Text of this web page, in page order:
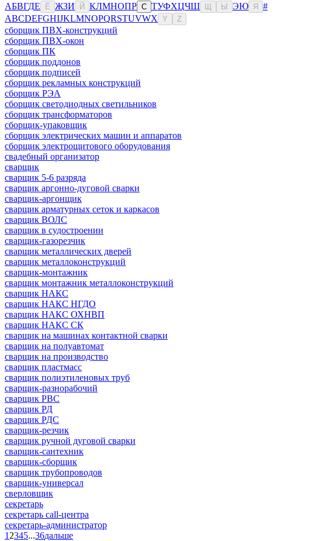
АБВГДЕ Ё ЖЗИ Й КЛМНОПР С ТУФХЦЧШ Ы ЭЮ Я
#
ABCDEFGHIJKLMNOPQRSTUVWX Y Z
сборщик ПВХ-конструкций
сборщик ПВХ-окон
сборщик ПК
сборщик поддонов
сборщик подписей
сборщик рекламных конструкций
сборщик РЭА
сборщик светодиодных светильников
сборщик трансформаторов
сборщик-упаковщик
сборщик электрических машин и аппаратов
сборщик электрощитового оборудования
свадебный организатор
сварщик
сварщик 5-6 разряда
сварщик аргонно-дуговой сварки
сварщик-аргонщик
сварщик арматурных сеток и каркасов
сварщик ВОЛС
сварщик в судостроении
сварщик-газорезчик
сварщик металлических дверей
сварщик металлоконструкций
сварщик-монтажник
сварщик монтажник металлоконструкций
сварщик НАКС
сварщик НАКС НГДО
сварщик НАКС ОХНВП
сварщик НАКС СК
сварщик на машинах контактной сварки
сварщик на полуавтомат
сварщик на производство
сварщик пластмасс
сварщик полиэтиленовых труб
сварщик-разнорабочий
сварщик РВС
сварщик РД
сварщик РДС
сварщик-резчик
сварщик ручной дуговой сварки
сварщик-сантехник
сварщик-сборщик
сварщик трубопроводов
сварщик-универсал
сверловщик
секретарь
секретарь call-центра
секретарь-администратор
1 2345...36дальше